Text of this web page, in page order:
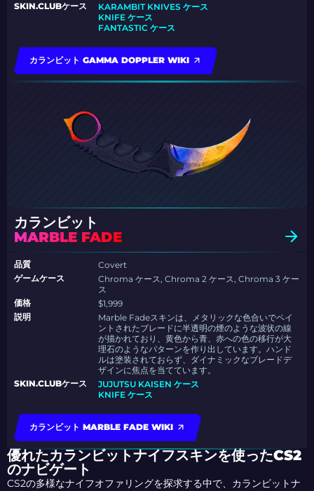
SKIN.CLUBケース
KARAMBIT KNIVES ケース
KNIFE ケース
FANTASTIC ケース
カランビット GAMMA DOPPLER WIKI
カランビット
MARBLE FADE
品質
Covert
ゲームケース
Chroma ケース, Chroma 2 ケース, Chroma 3 ケー
ス
価格
$1,999
説明
Marble Fadeスキンは、メタリックな色合いでペイ
ントされたブレードに半透明の煙のような波状の線
が描かれており、黄色から青、赤への色の移行が大
理石のようなパターンを作り出しています。ハンド
ルは塗装されておらず、ダイナミックなブレードデ
ザインに焦点を当てています。
SKIN.CLUBケース
JUJUTSU KAISEN ケース
KNIFE ケース
カランビット MARBLE FADE WIKI
優れたカランビットナイフスキンを使ったCS2
のナビゲート
CS2の多様なナイフオファリングを探求する中で、カランビットナ